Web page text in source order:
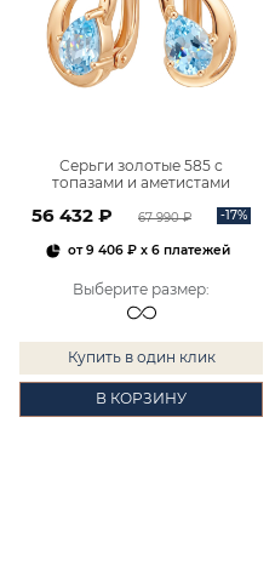
Серьги золотые 585 с
топазами и аметистами
56 432 ₽ 67 990 ₽ -17%
от9 406 ₽x 6 платежей
Выберите размер:
Купить в один клик
В КОРЗИНУ